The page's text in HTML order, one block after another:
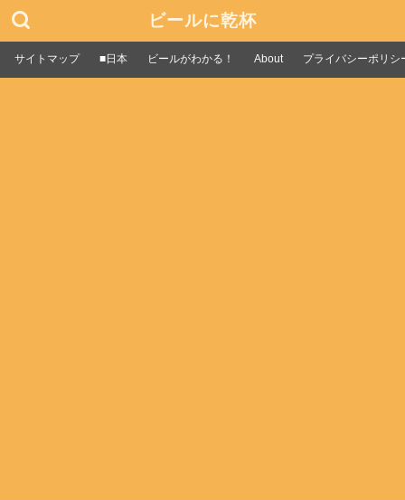
ビールに乾杯
サイトマップ ■日本 ビールがわかる！ About プライバシーポリシ